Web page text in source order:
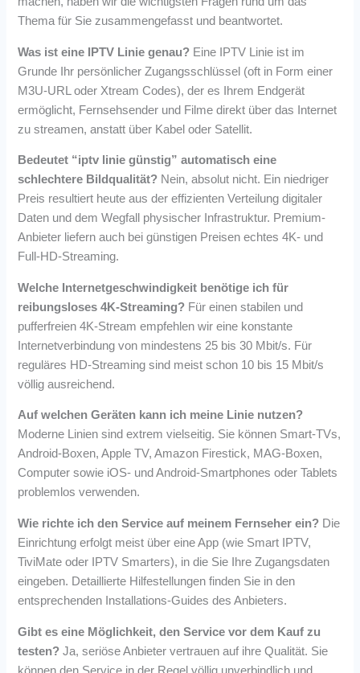
Thema für Sie zusammengefasst und beantwortet.
Was ist eine IPTV Linie genau? Eine IPTV Linie ist im
Grunde Ihr persönlicher Zugangsschlüssel (oft in Form einer
M3U-URL oder Xtream Codes), der es Ihrem Endgerät
ermöglicht, Fernsehsender und Filme direkt über das Internet
zu streamen, anstatt über Kabel oder Satellit.
Bedeutet “iptv linie günstig” automatisch eine
schlechtere Bildqualität? Nein, absolut nicht. Ein niedriger
Preis resultiert heute aus der effizienten Verteilung digitaler
Daten und dem Wegfall physischer Infrastruktur. Premium-
Anbieter liefern auch bei günstigen Preisen echtes 4K- und
Full-HD-Streaming.
Welche Internetgeschwindigkeit benötige ich für
reibungsloses 4K-Streaming? Für einen stabilen und
pufferfreien 4K-Stream empfehlen wir eine konstante
Internetverbindung von mindestens 25 bis 30 Mbit/s. Für
reguläres HD-Streaming sind meist schon 10 bis 15 Mbit/s
völlig ausreichend.
Auf welchen Geräten kann ich meine Linie nutzen?
Moderne Linien sind extrem vielseitig. Sie können Smart-TVs,
Android-Boxen, Apple TV, Amazon Firestick, MAG-Boxen,
Computer sowie iOS- und Android-Smartphones oder Tablets
problemlos verwenden.
Wie richte ich den Service auf meinem Fernseher ein? Die
Einrichtung erfolgt meist über eine App (wie Smart IPTV,
TiviMate oder IPTV Smarters), in die Sie Ihre Zugangsdaten
eingeben. Detaillierte Hilfestellungen finden Sie in den
entsprechenden Installations-Guides des Anbieters.
Gibt es eine Möglichkeit, den Service vor dem Kauf zu
testen? Ja, seriöse Anbieter vertrauen auf ihre Qualität. Sie
können den Service in der Regel völlig unverbindlich und